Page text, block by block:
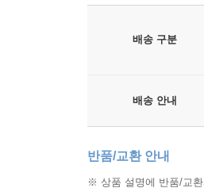
배송 구분
배송 안내
반품/교환 안내
※ 상품 설명에 반품/교